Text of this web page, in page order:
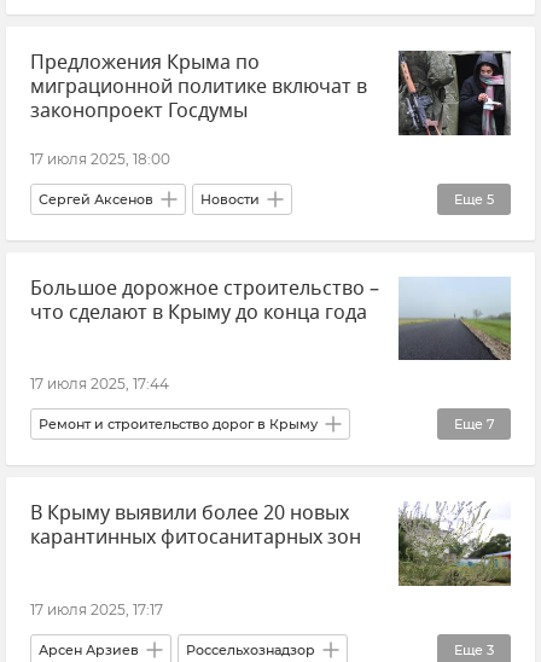
дети Больница
Предложения Крыма по
миграционной политике включат в
законопроект Госдумы
17 июля 2025, 18:00
Еще 5
Сергей Аксенов Новости
Новости Крыма Закон и право Россия
Государственная Дума РФ
Миграционная политика
Большое дорожное строительство –
что сделают в Крыму до конца года
17 июля 2025, 17:44
Еще 7
Ремонт и строительство дорог в Крыму
Новости Крыма Дороги Крыма
Минтранс Крыма Евпатория
В Крыму выявили более 20 новых
карантинных фитосанитарных зон
17 июля 2025, 17:17
Еще 3
Арсен Арзиев Россельхознадзор